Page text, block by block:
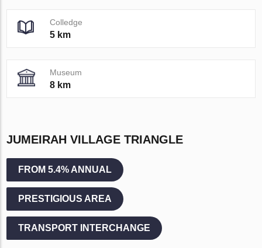
Colledge
5 km
Museum
8 km
JUMEIRAH VILLAGE TRIANGLE
FROM 5.4% ANNUAL
PRESTIGIOUS AREA
TRANSPORT INTERCHANGE